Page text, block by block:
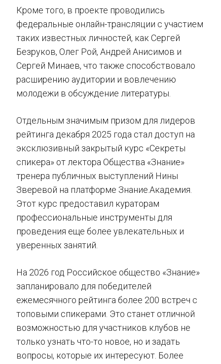
Кроме того, в проекте проводились
федеральные онлайн-трансляции с участием
таких известных личностей, как Сергей
Безруков, Олег Рой, Андрей Анисимов и
Сергей Минаев, что также способствовало
расширению аудитории и вовлечению
молодежи в обсуждение литературы.
Отдельным значимым призом для лидеров
рейтинга декабря 2025 года стал доступ на
эксклюзивный закрытый курс «Секреты
спикера» от лектора Общества «Знание»
тренера публичных выступлений Нины
Зверевой на платформе Знание.Академия.
Этот курс предоставил кураторам
профессиональные инструменты для
проведения еще более увлекательных и
уверенных занятий.
На 2026 год Российское общество «Знание»
запланировало для победителей
ежемесячного рейтинга более 200 встреч с
топовыми спикерами. Это станет отличной
возможностью для участников клубов не
только узнать что-то новое, но и задать
вопросы, которые их интересуют. Более